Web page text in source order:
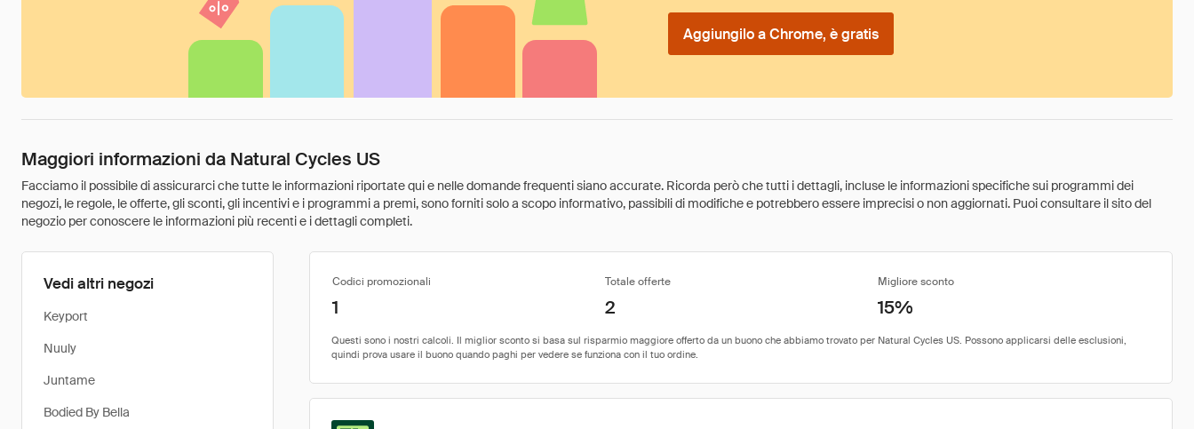
Aggiungilo a Chrome, è gratis
Maggiori informazioni da Natural Cycles US
Facciamo il possibile di assicurarci che tutte le informazioni riportate qui e nelle domande frequenti siano accurate. Ricorda però che tutti i dettagli, incluse le informazioni specifiche sui programmi dei
negozi, le regole, le offerte, gli sconti, gli incentivi e i programmi a premi, sono forniti solo a scopo informativo, passibili di modifiche e potrebbero essere imprecisi o non aggiornati. Puoi consultare il sito del
negozio per conoscere le informazioni più recenti e i dettagli completi.
Vedi altri negozi
Keyport
Nuuly
Juntame
Bodied By Bella
Codici promozionali Totale offerte Migliore sconto
1 2 15%